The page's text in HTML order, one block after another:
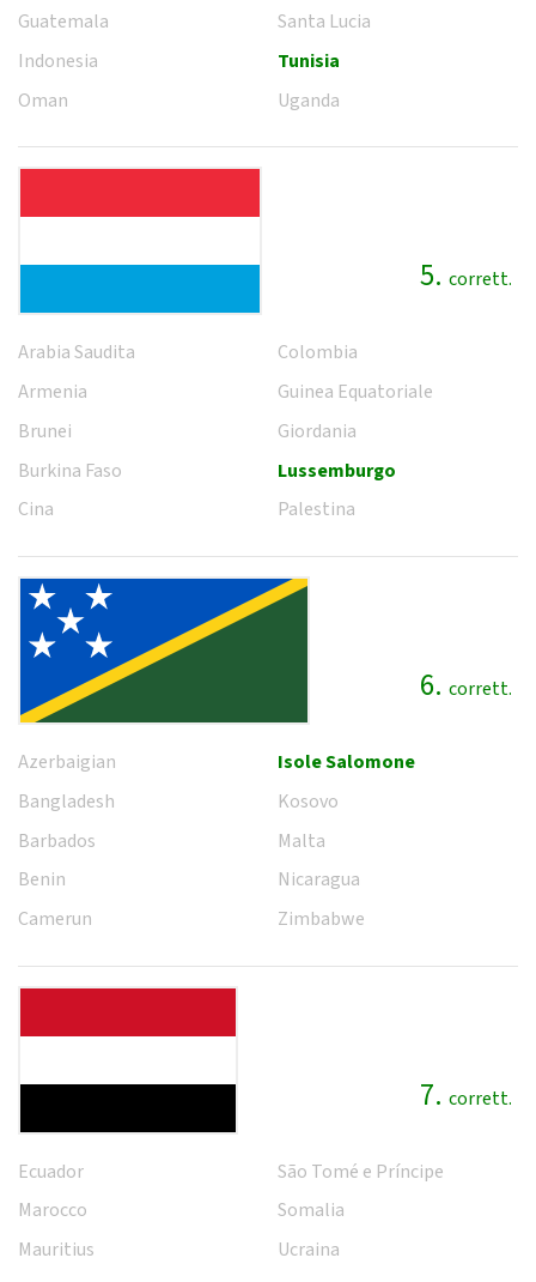
Guatemala
Indonesia
Oman
Santa Lucia
Tunisia
Uganda
5. corrett.
Arabia Saudita
Armenia
Brunei
Burkina Faso
Cina
Colombia
Guinea Equatoriale
Giordania
Lussemburgo
Palestina
6. corrett.
Azerbaigian
Bangladesh
Barbados
Benin
Camerun
Isole Salomone
Kosovo
Malta
Nicaragua
Zimbabwe
7. corrett.
Ecuador
Marocco
Mauritius
São Tomé e Príncipe
Somalia
Ucraina